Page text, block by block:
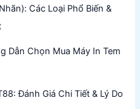
Các Loại Phổ Biến &
Dẫn Chọn Mua Máy In Tem
Đánh Giá Chi Tiết & Lý Do